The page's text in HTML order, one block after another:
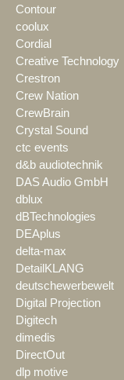
Contour
coolux
Cordial
Creative Technology
Crestron
Crew Nation
CrewBrain
Crystal Sound
ctc events
d&b audiotechnik
DAS Audio GmbH
dblux
dBTechnologies
DEAplus
delta-max
DetailKLANG
deutschewerbewelt
Digital Projection
Digitech
dimedis
DirectOut
dlp motive